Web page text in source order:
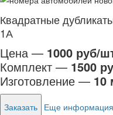
Квадратные
1А
Цена — 1000 руб/
Комплект — 1500
Изготовление — 10
Заказать Еще информация